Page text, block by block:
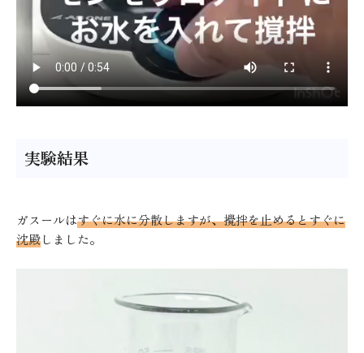
実験結果
ガスールはすぐに水に分散しますが、攪拌を止めるとすぐに
沈殿しました。